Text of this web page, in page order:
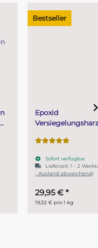
Epoxid
Versiegelungsharz für
klar und farblos 1,55 kg (1
kg Harz + 550 g Härter)
Sofort verfügbar
Lieferzeit:1 - 2 Werktage(DE
- Ausland abweichend)
19,32 € pro 1 kg